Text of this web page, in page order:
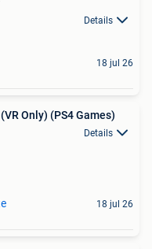
Details
18 jul 26
Only) (PS4 Games)
Details
18 jul 26